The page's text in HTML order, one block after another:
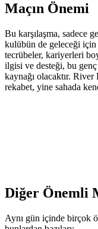
Maçın Önemi
Bu karşılaşma, sadece
kulübün de geleceği için
tecrübeler, kariyerleri
ilgisi ve desteği, bu
kaynağı olacaktır.
rekabet, yine sahada
Diğer Önemli
Aynı gün içinde birçok